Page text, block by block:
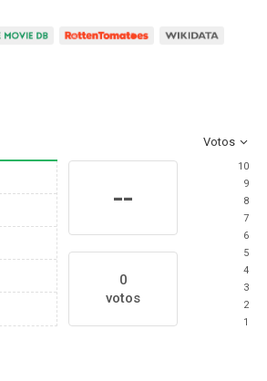
Votos
--
0
votos
10
9
8
7
6
5
4
3
2
1